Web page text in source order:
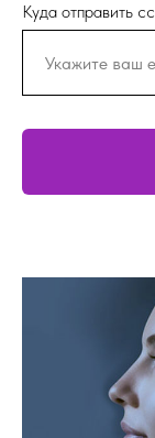
Куда отправить